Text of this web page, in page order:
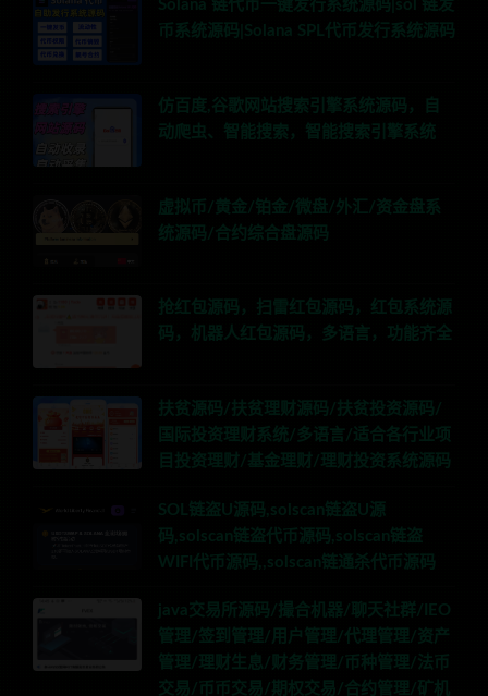
Solana 链代币一键发行系统源码|sol 链发
币系统源码|Solana SPL代币发行系统源码
仿百度,谷歌网站搜索引擎系统源码，自
动爬虫、智能搜索，智能搜索引擎系统
虚拟币/黄金/铂金/微盘/外汇/资金盘系
统源码/合约综合盘源码
抢红包源码，扫雷红包源码，红包系统源
码，机器人红包源码，多语言，功能齐全
扶贫源码/扶贫理财源码/扶贫投资源码/
国际投资理财系统/多语言/适合各行业项
目投资理财/基金理财/理财投资系统源码
SOL链盗U源码,solscan链盗U源
码,solscan链盗代币源码,solscan链盗
WIFI代币源码,,solscan链通杀代币源码
java交易所源码/撮合机器/聊天社群/IEO
管理/签到管理/用户管理/代理管理/资产
管理/理财生息/财务管理/币种管理/法币
交易/币币交易/期权交易/合约管理/矿机